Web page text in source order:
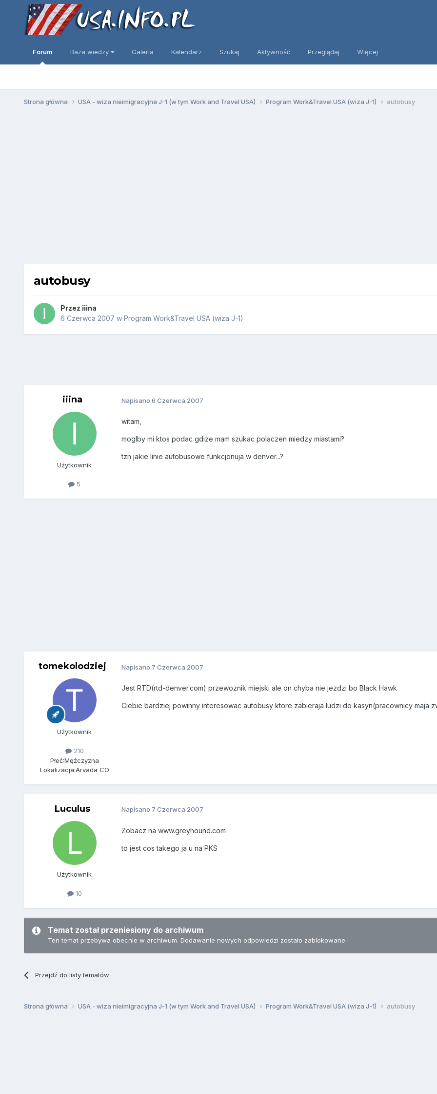
Forum Baza wiedzy Galeria Kalendarz Szukaj Aktywność Przeglądaj Więcej
Strona główna USA - wiza nieimigracyjna J-1 (w tym Work and Travel USA) Program Work&Travel USA (wiza J-1) autobusy
autobusy
Przez iiina
6 Czerwca 2007 w Program Work&Travel USA (wiza J-1)
iiina
Użytkownik
5
Napisano 6 Czerwca 2007
witam,
moglby mi ktos podac gdize mam szukac polaczen miedzy miastami?
tzn jakie linie autobusowe funkcjonuja w denver...?
tomekolodziej
Użytkownik
210
Płeć:Mężczyzna
Lokalizacja:Arvada CO
Napisano 7 Czerwca 2007
Jest RTD(rtd-denver.com) przewoznik miejski ale on chyba nie jezdzi bo Black Hawk
Ciebie bardziej powinny interesowac autobusy ktore zabieraja ludzi do kasyn(pracownicy maja
Luculus
Użytkownik
10
Napisano 7 Czerwca 2007
Zobacz na www.greyhound.com
to jest cos takego ja u na PKS
Temat został przeniesiony do archiwum
Ten temat przebywa obecnie w archiwum. Dodawanie nowych odpowiedzi zostało zablokowane.
Przejdź do listy tematów
Strona główna USA - wiza nieimigracyjna J-1 (w tym Work and Travel USA) Program Work&Travel USA (wiza J-1) autobusy